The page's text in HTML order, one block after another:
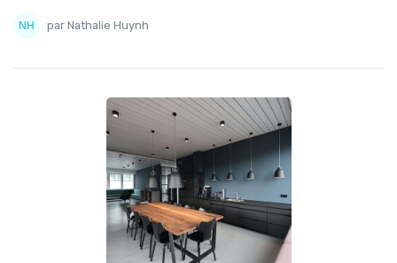
par Nathalie Huynh